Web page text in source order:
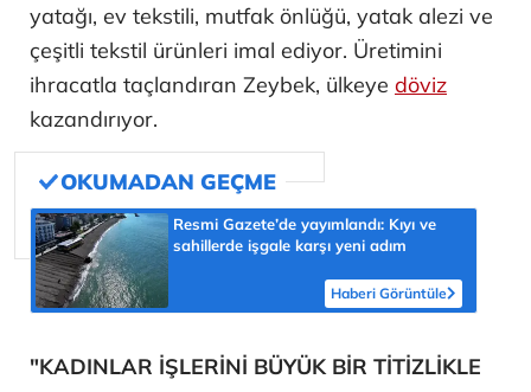
yatağı, ev tekstili, mutfak önlüğü, yatak alezi ve
çeşitli tekstil ürünleri imal ediyor. Üretimini
ihracatla taçlandıran Zeybek, ülkeye döviz
kazandırıyor.
Resmi Gazete’de yayımlandı: Kıyı ve
sahillerde işgale karşı yeni adım
Haberi Görüntüle
"KADINLAR İŞLERİNİ BÜYÜK BİR TİTİZLİKLE